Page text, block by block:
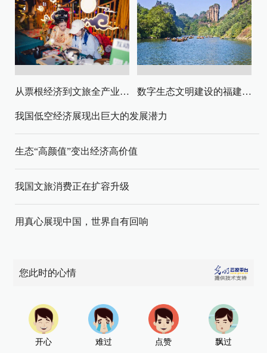
从票根经济到文旅全产业链升级 数字生态文明建设的福建路径与启示
我国低空经济展现出巨大的发展潜力
生态“高颜值”变出经济高价值
我国文旅消费正在扩容升级
用真心展现中国，世界自有回响
您此时的心情
开心 难过 点赞 飘过